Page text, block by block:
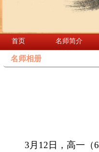
首页 名师简介
名师相册
3 月 12 日，高一（6